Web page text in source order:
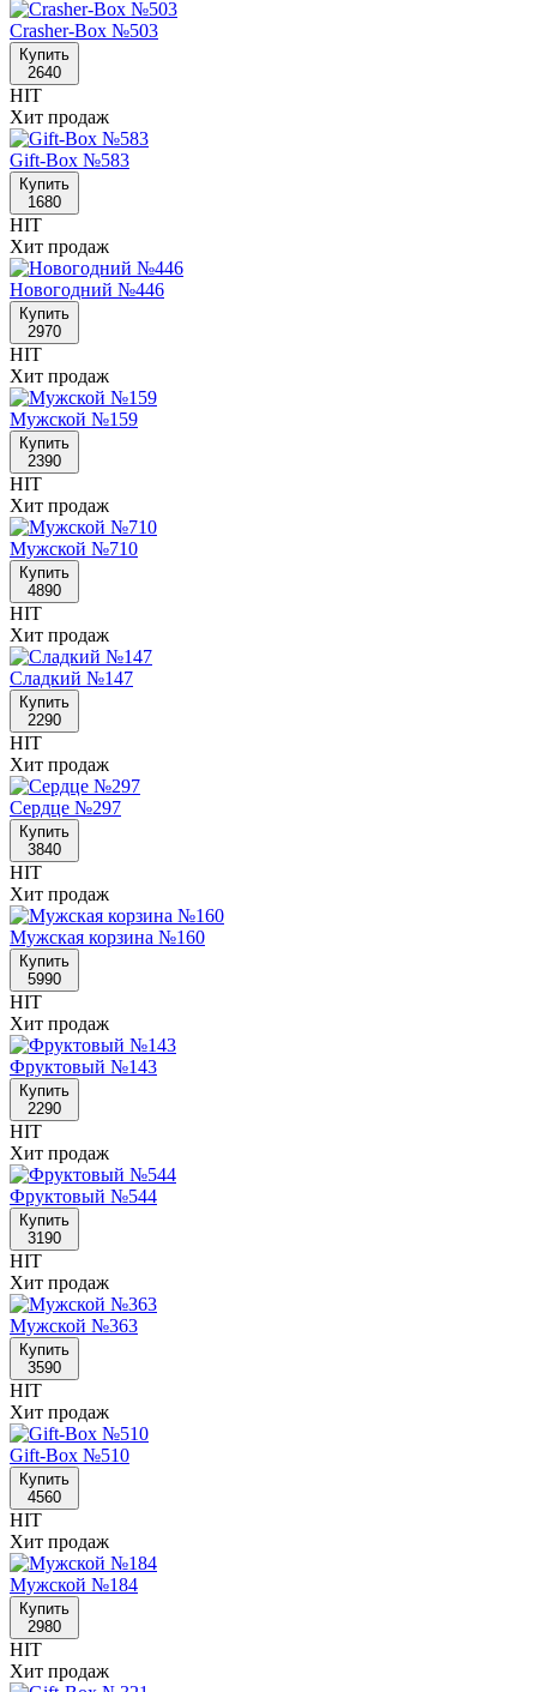
Crasher-Box №503
Купить
2640
HIT
Хит продаж
Gift-Box №583
Купить
1680
HIT
Хит продаж
Новогодний №446
Купить
2970
HIT
Хит продаж
Мужской №159
Купить
2390
HIT
Хит продаж
Мужской №710
Купить
4890
HIT
Хит продаж
Сладкий №147
Купить
2290
HIT
Хит продаж
Сердце №297
Купить
3840
HIT
Хит продаж
Мужская корзина №160
Купить
5990
HIT
Хит продаж
Фруктовый №143
Купить
2290
HIT
Хит продаж
Фруктовый №544
Купить
3190
HIT
Хит продаж
Мужской №363
Купить
3590
HIT
Хит продаж
Gift-Box №510
Купить
4560
HIT
Хит продаж
Мужской №184
Купить
2980
HIT
Хит продаж